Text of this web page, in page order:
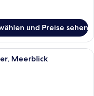
und Preise sehen
mit einem großen
Meerblick